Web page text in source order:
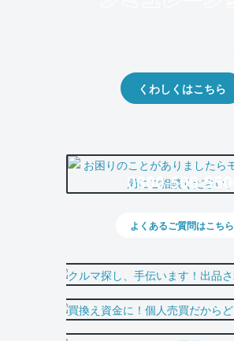
くわしくはこちら
0800-500-5500
よくあるご質問はこちら